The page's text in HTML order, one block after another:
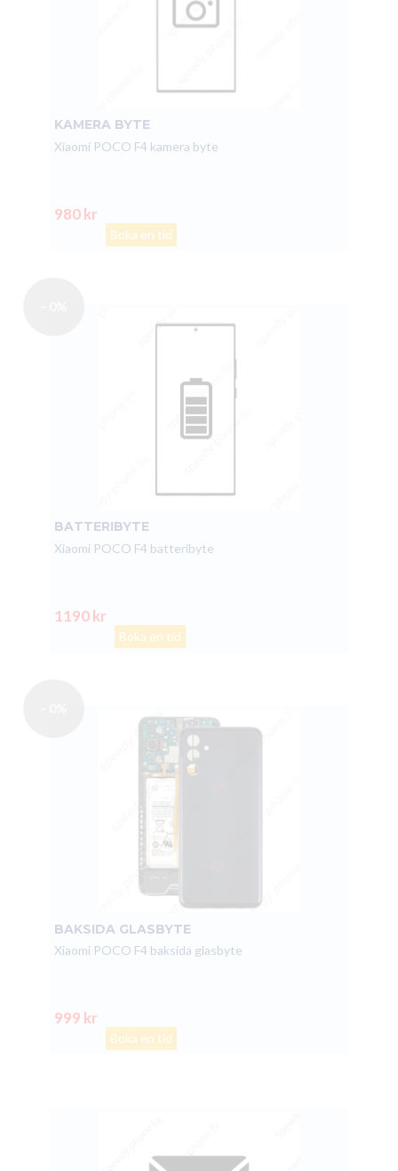
KAMERA BYTE
Xiaomi POCO F4 kamera byte
980 kr
Boka en tid
BATTERIBYTE
Xiaomi POCO F4 batteribyte
1190 kr
Boka en tid
BAKSIDA GLASBYTE
Xiaomi POCO F4 baksida glasbyte
999 kr
Boka en tid